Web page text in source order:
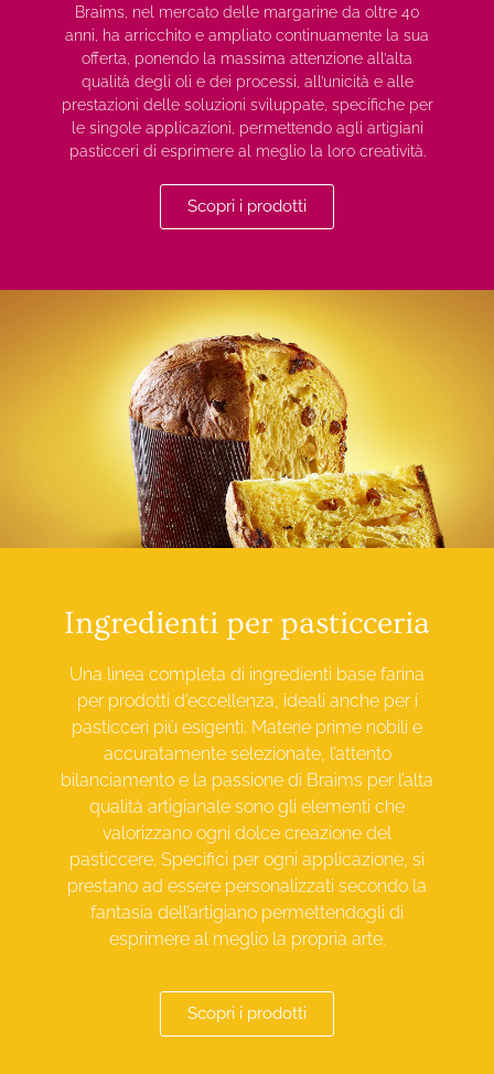
Braims, nel mercato delle margarine da oltre 40
anni, ha arricchito e ampliato continuamente la sua
offerta, ponendo la massima attenzione all’alta
qualità degli oli e dei processi, all’unicità e alle
prestazioni delle soluzioni sviluppate, specifiche per
le singole applicazioni, permettendo agli artigiani
pasticceri di esprimere al meglio la loro creatività.
Scopri i prodotti
Ingredienti per pasticceria
Una linea completa di ingredienti base farina
per prodotti d’eccellenza, ideali anche per i
pasticceri più esigenti. Materie prime nobili e
accuratamente selezionate, l’attento
bilanciamento e la passione di Braims per l’alta
qualità artigianale sono gli elementi che
valorizzano ogni dolce creazione del
pasticcere. Specifici per ogni applicazione, si
prestano ad essere personalizzati secondo la
fantasia dell’artigiano permettendogli di
esprimere al meglio la propria arte.
Scopri i prodotti